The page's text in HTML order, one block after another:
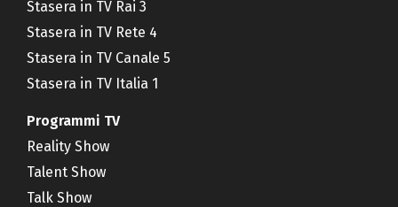
Stasera in TV Rai 3
Stasera in TV Rete 4
Stasera in TV Canale 5
Stasera in TV Italia 1
Programmi TV
Reality Show
Talent Show
Talk Show